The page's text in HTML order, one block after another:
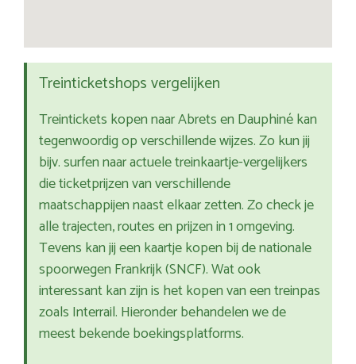
Treinticketshops vergelijken
Treintickets kopen naar Abrets en Dauphiné kan
tegenwoordig op verschillende wijzes. Zo kun jij
bijv. surfen naar actuele treinkaartje-vergelijkers
die ticketprijzen van verschillende
maatschappijen naast elkaar zetten. Zo check je
alle trajecten, routes en prijzen in 1 omgeving.
Tevens kan jij een kaartje kopen bij de nationale
spoorwegen Frankrijk (SNCF). Wat ook
interessant kan zijn is het kopen van een treinpas
zoals Interrail. Hieronder behandelen we de
meest bekende boekingsplatforms.